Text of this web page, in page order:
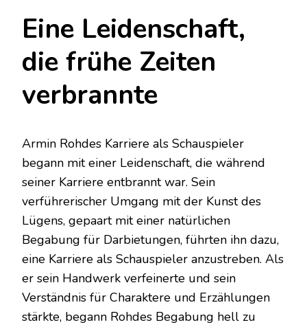
Eine Leidenschaft,
die frühe Zeiten
verbrannte
Armin Rohdes Karriere als Schauspieler
begann mit einer Leidenschaft, die während
seiner Karriere entbrannt war. Sein
verführerischer Umgang mit der Kunst des
Lügens, gepaart mit einer natürlichen
Begabung für Darbietungen, führten ihn dazu,
eine Karriere als Schauspieler anzustreben. Als
er sein Handwerk verfeinerte und sein
Verständnis für Charaktere und Erzählungen
stärkte, begann Rohdes Begabung hell zu